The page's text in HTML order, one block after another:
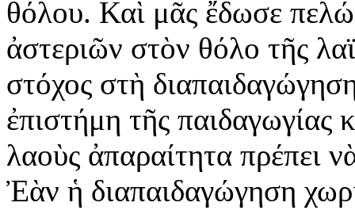
θόλου. Καὶ μᾶς ἔδωσε
ἀστεριῶν στὸν θόλο τῆς
στόχος στὴ
ἐπιστήμη τῆς παιδαγωγίας
λαοὺς ἀπαραίτητα πρέπει
Ἐὰν ἡ διαπαιδαγώγηση